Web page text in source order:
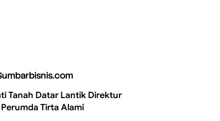
Tanah Datar Lantik Direktur
Tirta Alami